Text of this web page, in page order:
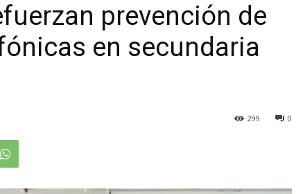
prevención de
en secundaria
0
299